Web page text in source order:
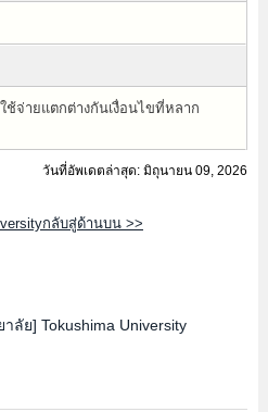
ช้จ่ายแตกต่างกันเงื่อนไขที่หลาก
วันที่อัพเดตล่าสุด: มิถุนายน 09, 2026
กลับสู่ด้านบน >>
ลัย] Tokushima University